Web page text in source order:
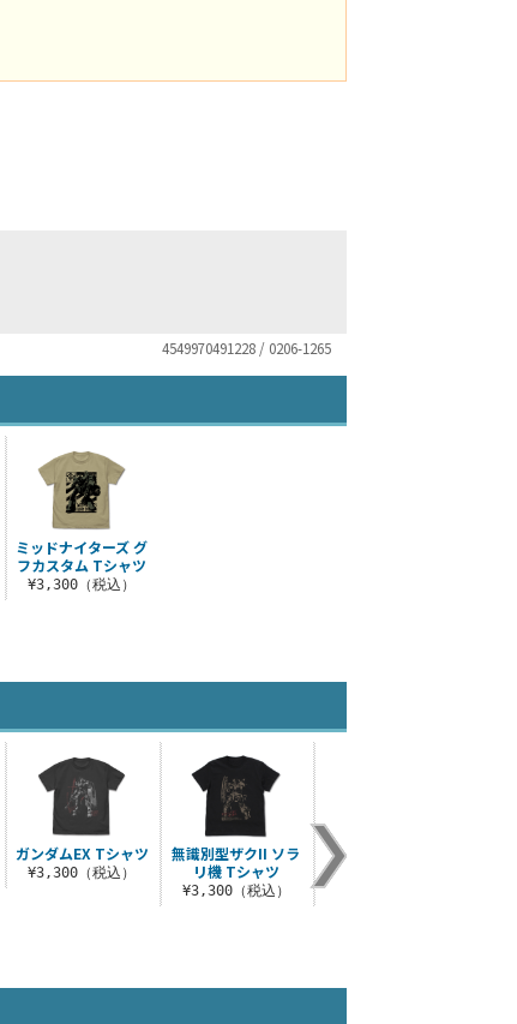
4549970491228 / 0206-1265
ミッドナイターズ グ
フカスタム Tシャツ
¥3,300（税込）
ガンダムEX Tシャツ
¥3,300（税込）
無識別型ザクII ソラ
リ機 Tシャツ
¥3,300（税込）
レッド・ウルフ隊 屋
外対応ステッカー